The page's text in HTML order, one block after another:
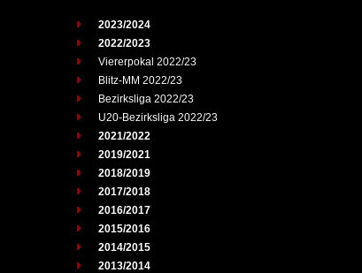
2023/2024
2022/2023
Viererpokal 2022/23
Blitz-MM 2022/23
Bezirksliga 2022/23
U20-Bezirksliga 2022/23
2021/2022
2019/2021
2018/2019
2017/2018
2016/2017
2015/2016
2014/2015
2013/2014